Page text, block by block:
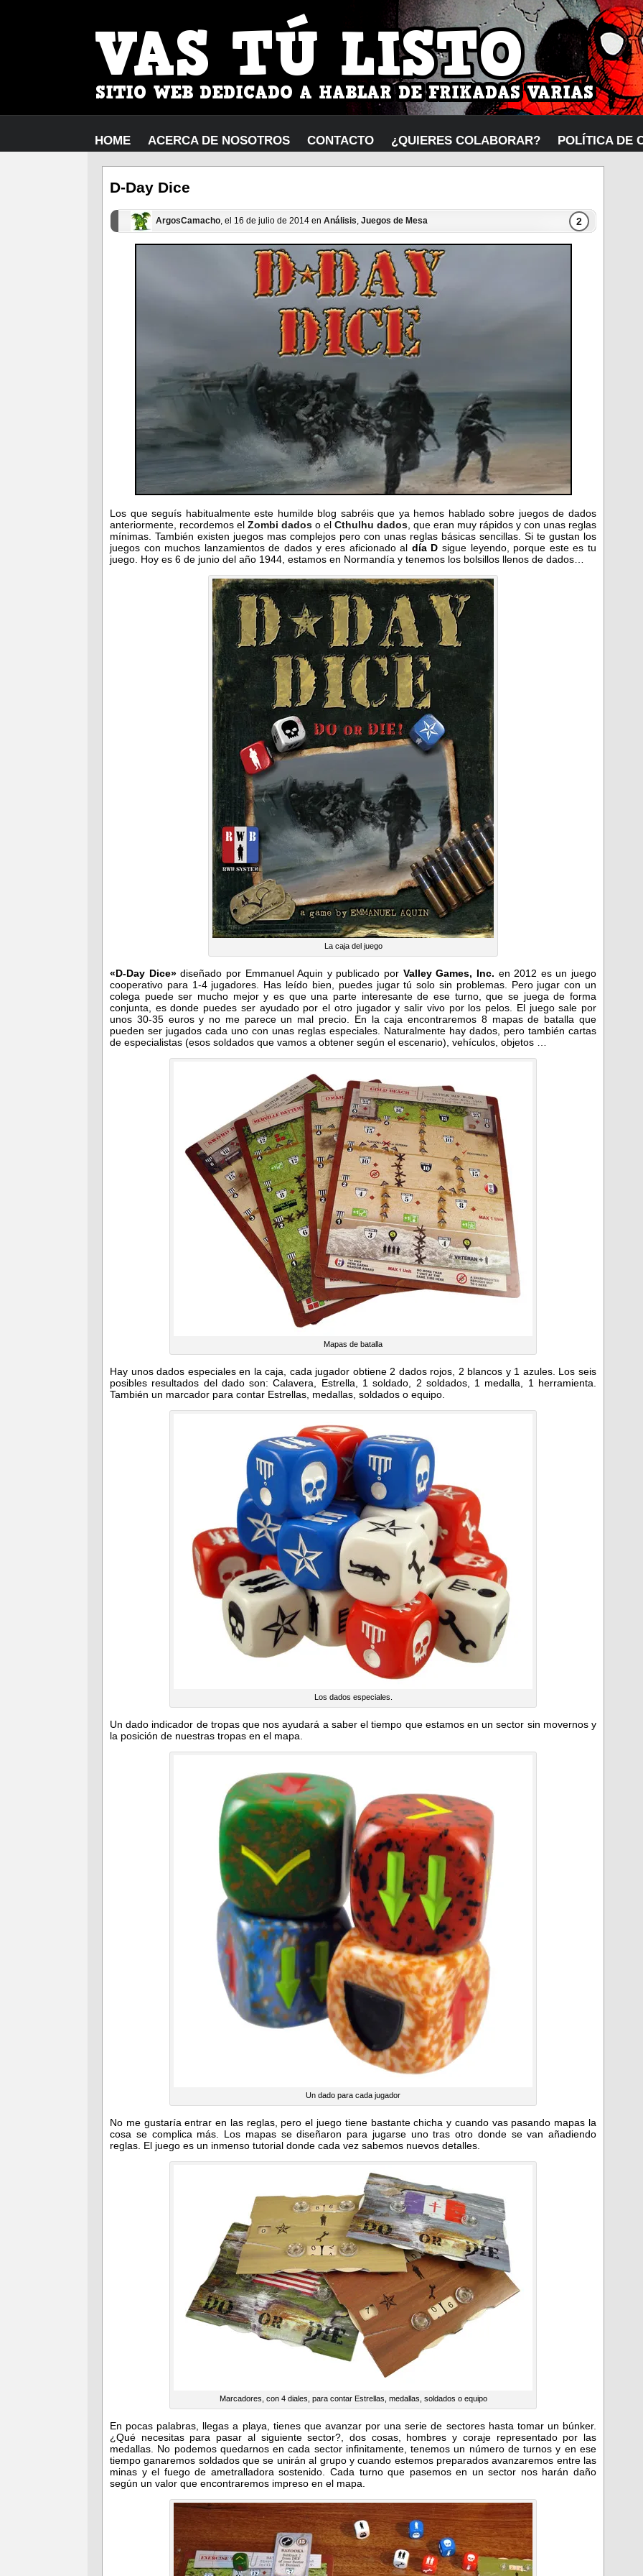
HOME ACERCA DE NOSOTROS CONTACTO ¿QUIERES COLABORAR? POLÍTICA DE
D-Day Dice
ArgosCamacho, el 16 de julio de 2014 en Análisis, Juegos de Mesa 2
Los que seguís habitualmente este humilde blog sabréis que ya hemos hablado sobre juegos de dados
anteriormente, recordemos el Zombi dados o el Cthulhu dados , que eran muy rápidos y con unas reglas
mínimas. También existen juegos mas complejos pero con unas reglas básicas sencillas. Si te gustan los
juegos con muchos lanzamientos de dados y eres aficionado al día D sigue leyendo, porque este es tu
juego. Hoy es 6 de junio del año 1944, estamos en Normandía y tenemos los bolsillos llenos de dados…
La caja del juego
«D-Day Dice»diseñado por Emmanuel Aquin y publicado por Valley Games, Inc. en 2012 es un juego
cooperativo para 1-4 jugadores. Has leído bien, puedes jugar tú solo sin problemas. Pero jugar con un
colega puede ser mucho mejor y es que una parte interesante de ese turno, que se juega de forma
conjunta, es donde puedes ser ayudado por el otro jugador y salir vivo por los pelos. El juego sale por
unos 30-35 euros y no me parece un mal precio. En la caja encontraremos 8 mapas de batalla que
pueden ser jugados cada uno con unas reglas especiales. Naturalmente hay dados, pero también cartas
de especialistas (esos soldados que vamos a obtener según el escenario), vehículos, objetos …
Mapas de batalla
Hay unos dados especiales en la caja, cada jugador obtiene 2 dados rojos, 2 blancos y 1 azules. Los seis
posibles resultados del dado son: Calavera, Estrella, 1 soldado, 2 soldados, 1 medalla, 1 herramienta.
También un marcador para contar Estrellas, medallas, soldados o equipo.
Los dados especiales.
Un dado indicador de tropas que nos ayudará a saber el tiempo que estamos en un sector sin movernos y
la posición de nuestras tropas en el mapa.
Un dado para cada jugador
No me gustaría entrar en las reglas, pero el juego tiene bastante chicha y cuando vas pasando mapas la
cosa se complica más. Los mapas se diseñaron para jugarse uno tras otro donde se van añadiendo
reglas. El juego es un inmenso tutorial donde cada vez sabemos nuevos detalles.
Marcadores, con 4 diales, para contar Estrellas, medallas, soldados o equipo
En pocas palabras, llegas a playa, tienes que avanzar por una serie de sectores hasta tomar un búnker.
¿Qué necesitas para pasar al siguiente sector?, dos cosas, hombres y coraje representado por las
medallas. No podemos quedarnos en cada sector infinitamente, tenemos un número de turnos y en ese
tiempo ganaremos soldados que se unirán al grupo y cuando estemos preparados avanzaremos entre las
minas y el fuego de ametralladora sostenido. Cada turno que pasemos en un sector nos harán daño
según un valor que encontraremos impreso en el mapa.